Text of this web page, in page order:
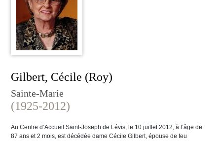
Gilbert, Cécile (Roy)
Sainte-Marie
(1925-2012)
Au Centre d’Accueil Saint-Joseph de Lévis, le 10 juillet 2012, à l’âge de
87 ans et 2 mois, est décédée dame Cécile Gilbert, épouse de feu